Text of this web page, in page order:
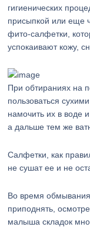
гигиенических
присыпкой или еще
фито-салфетки,
успокаивают кожу,
При обтираниях на
пользоваться
намочить их в воде
а дальше тем же
Салфетки, как
не сушат ее и не
Во время обмывания
приподнять,
малыша складок